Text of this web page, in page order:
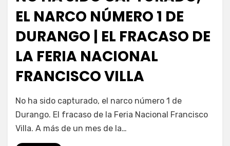
EL NARCO NÚMERO 1 DE
DURANGO | EL FRACASO DE
LA FERIA NACIONAL
FRANCISCO VILLA
por Fernando Miranda Servín
No ha sido capturado, el narco número 1 de
Durango. El fracaso de la Feria Nacional Francisco
Villa. A más de un mes de la…